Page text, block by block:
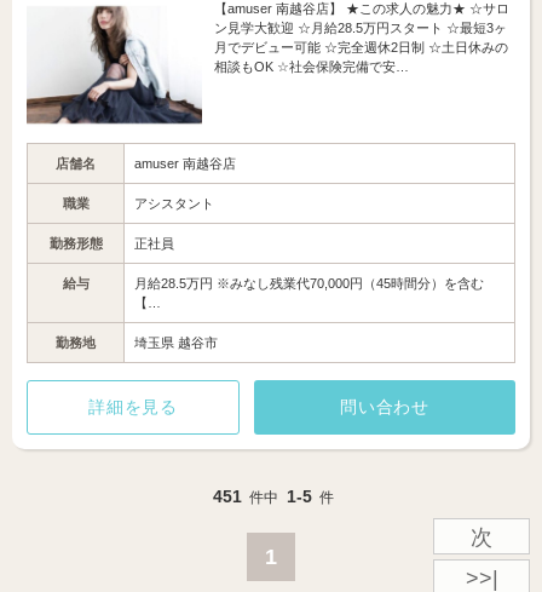
【amuser 南越谷店】 ★この求人の魅力★ ☆サロ
ン見学大歓迎 ☆月給28.5万円スタート ☆最短3ヶ
月でデビュー可能 ☆完全週休2日制 ☆土日休みの
相談もOK ☆社会保険完備で安…
店舗名 amuser 南越谷店
職業 アシスタント
勤務形態 正社員
給与
月給28.5万円 ※みなし残業代70,000円（45時間分）を含む
【…
勤務地 埼玉県 越谷市
詳細を見る 問い合わせ
451 件中 1-5 件
1
次
>>|